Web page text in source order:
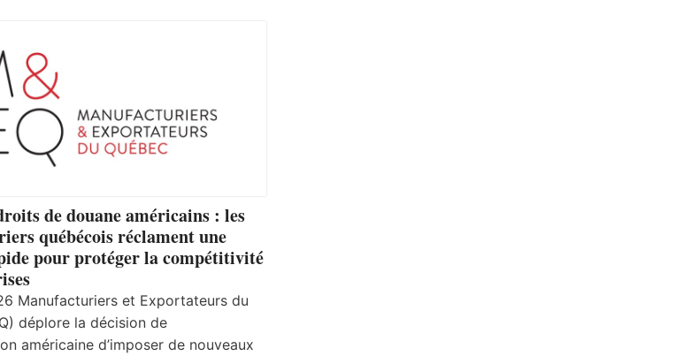
de douane américains : les
québécois réclament une
pour protéger la compétitivité
Manufacturiers et Exportateurs du
déplore la décision de
américaine d’imposer de nouveaux